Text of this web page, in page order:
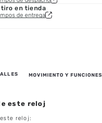
en tienda
de entrega
MOVIMIENTO Y FUNCIONES
este reloj
reloj :